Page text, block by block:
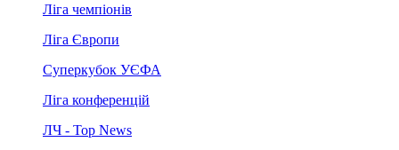
Ліга чемпіонів
Ліга Європи
Суперкубок УЄФА
Ліга конференцій
ЛЧ - Top News